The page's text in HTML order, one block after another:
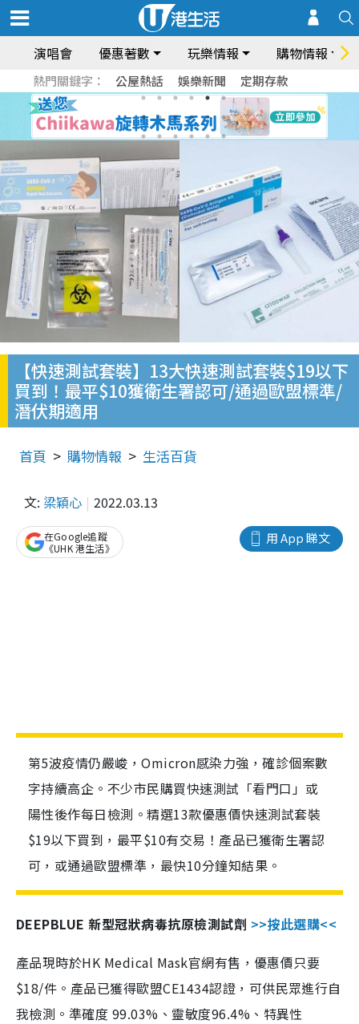
演唱會 優惠著數 玩樂情報 購物情報
熱門關鍵字： 公屋熱話 娛樂新聞 定期存款
【快速測試套裝】13大快速測試套裝$19以下
買到！最平$10獲衛生署認可/通過歐盟標準/
潛伏期適用
首頁 購物情報 生活百貨
文: 梁穎心 2022.03.13
用 App 睇文
在Google追蹤
《UHK 港生活》
第5波疫情仍嚴峻，Omicron感染力強，確診個案數
字持續高企。不少市民購買快速測試「看門口」或
陽性後作每日檢測。精選13款優惠價快速測試套裝
$19以下買到，最平$10有交易！產品已獲衛生署認
可，或通過歐盟標準，最快10分鐘知結果。
DEEPBLUE 新型冠狀病毒抗原檢測試劑 >>按此選購<<
產品現時於HK Medical Mask官網有售，優惠價只要
$18/件。產品已獲得歐盟CE1434認證，可供民眾進行自
我檢測。準確度 99.03%、靈敏度96.4%、特異性